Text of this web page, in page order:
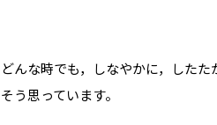
どんな時でも，しなやかに，したた
そう思っています。